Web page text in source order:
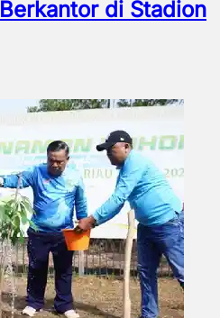
di Stadion